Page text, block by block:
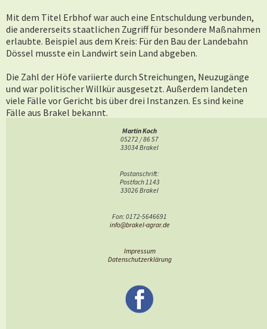
Mit dem Titel Erbhof war auch eine Entschuldung verbunden,
die andererseits staatlichen Zugriff für besondere Maßnahmen
erlaubte. Beispiel aus dem Kreis: Für den Bau der Landebahn
Dössel musste ein Landwirt sein Land abgeben.
Die Zahl der Höfe variierte durch Streichungen, Neuzugänge
und war politischer Willkür ausgesetzt. Außerdem landeten
viele Fälle vor Gericht bis über drei Instanzen. Es sind keine
Fälle aus Brakel bekannt.
Im Reichsnährstand waren alle Belange der Landwirtschaft in
In der britischen Besatzungszone wurde Höfeordnung
beibehalten, in anderen Zonen nicht. 1947 wurde die alte
Regelung wiederhergestellt und 1976 durch eine
Martin Koch
05272 / 86 57
33034 Brakel
Postanschrift:
Postfach 1143
33026 Brakel
Fon: 0172-5646691
info@brakel-agrar.de
Impressum
Datenschutzerklärung